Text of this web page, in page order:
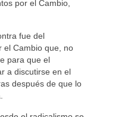
por el Cambio,
fue del
el Cambio que, no
para que el
a discutirse en el
después de que lo